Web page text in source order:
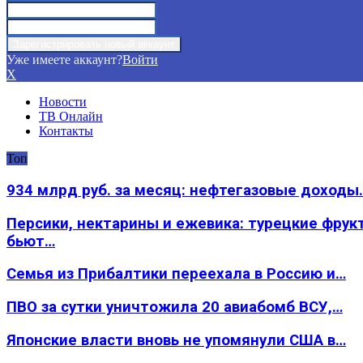
Уже имеете аккаунт?Войти
X
Новости
ТВ Онлайн
Контакты
Топ
934 млрд руб. за месяц: нефтегазовые
Персики, нектарины и ежевика: турецкие
бьют…
Семья из Прибалтики переехала в Россию и…
ПВО за сутки уничтожила 20 авиабомб ВСУ,…
Японские власти вновь не упомянули США в…